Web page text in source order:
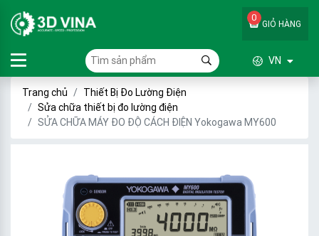
GIỎ HÀNG
0
VN
Trang chủ
Thiết Bị Đo Lường Điện
Sửa chữa thiết bị đo lường điện
SỬA CHỮA MÁY ĐO ĐỘ CÁCH ĐIỆN Yokogawa MY600